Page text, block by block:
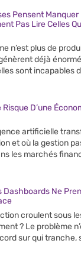
Pensent Manquer
Pas Lire Celles
n’est plus de
déjà
sont incapables
Risque D’une
artificielle
et où la gestion
les marchés
Dashboards Ne
croulent sous
? Le problème
sur qui tranche,